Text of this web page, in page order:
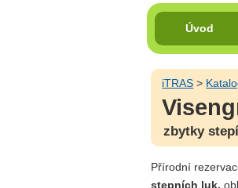
Úvod
iTRAS >
zbytky
Přírodní
stepních luk,